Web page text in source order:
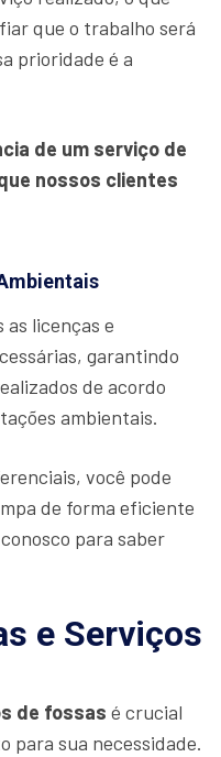
que o trabalho será
prioridade é a
de um serviço de
nossos clientes
as licenças e
garantindo
de acordo
ambientais.
você pode
de forma eficiente
para saber
e Serviços
de fossas é crucial
para sua necessidade.